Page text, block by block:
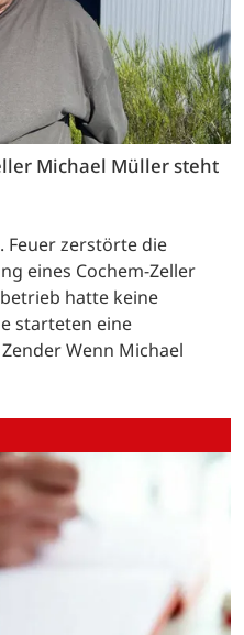
Michael Müller steht
Feuer zerstörte die
eines Cochem-Zeller
hatte keine
starteten eine
Wenn Michael